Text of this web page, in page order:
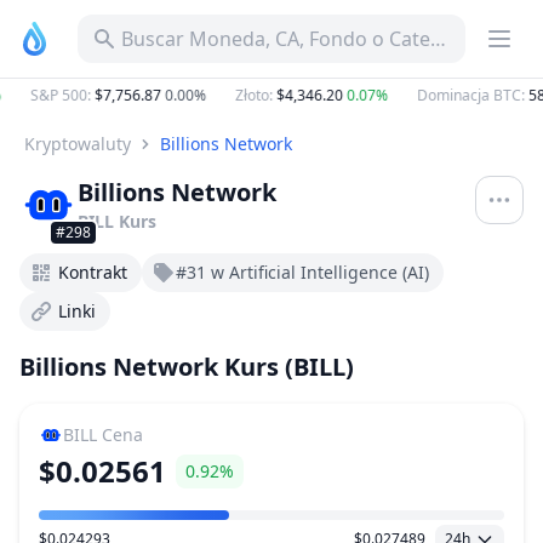
Buscar Moneda, CA, Fondo o Categoría
S&P 500:$7,756.870.00% Złoto:$4,346.200.07% Dominacja BTC:
Kryptowaluty Billions Network
#298
Billions Network
BILL Kurs
Kontrakt
#31 w Artificial Intelligence (AI)
Linki
Billions Network Kurs (BILL)
BILL Cena
$0.02561 0.92%
$0.024293 $0.027489 24h